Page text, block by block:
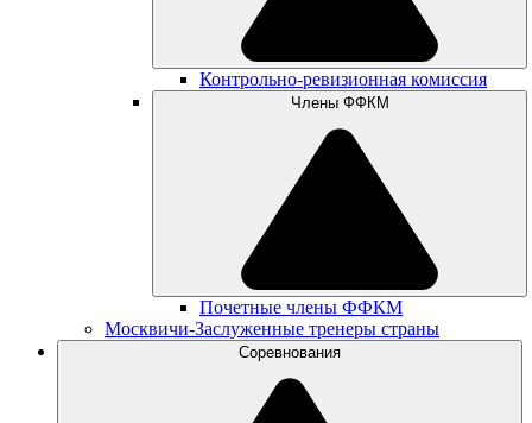
Контрольно-ревизионная комиссия
Члены ФФКМ
Почетные члены ФФКМ
Москвичи-Заслуженные тренеры страны
Соревнования